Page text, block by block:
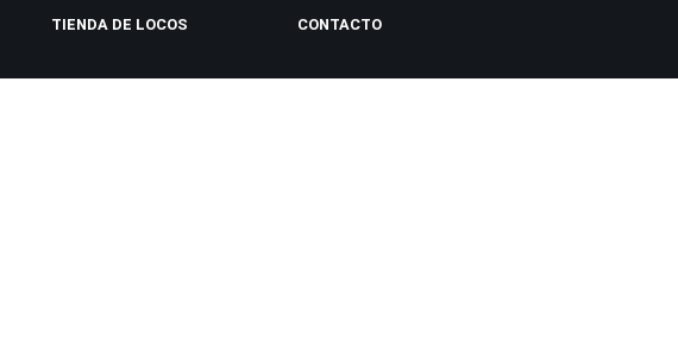
TIENDA DE LOCOS
CONTACTO